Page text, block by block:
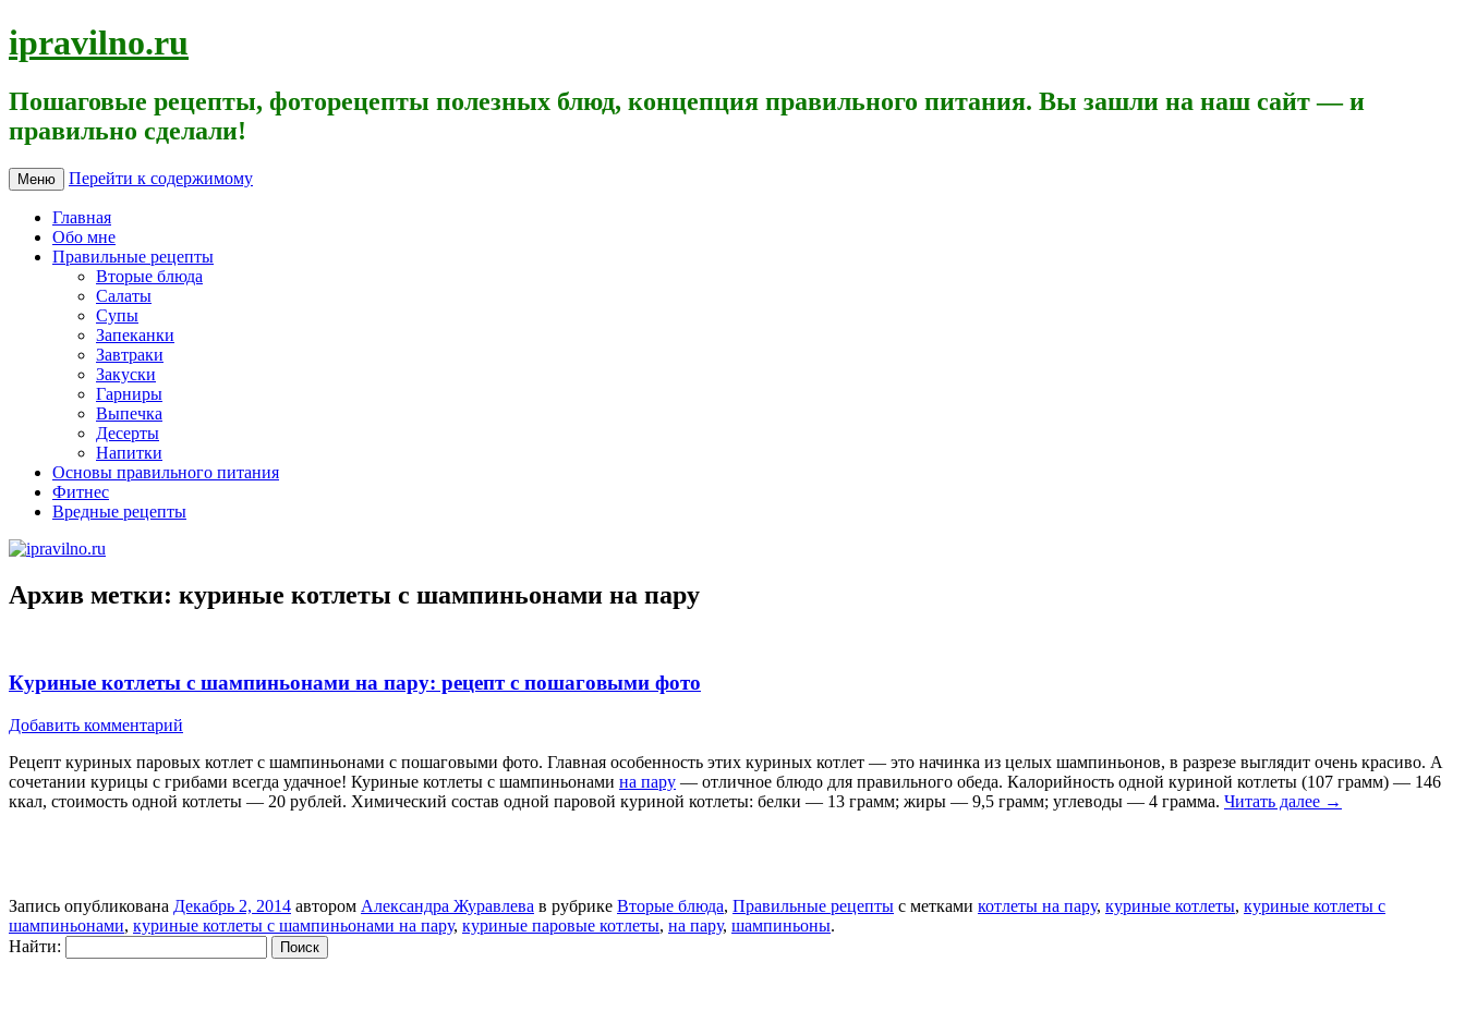
ipravilno.ru
Пошаговые рецепты, фоторецепты полезных блюд, концепция правильного питания. Вы зашли на наш сайт — и
правильно сделали!
Меню Перейти к содержимому
Главная
Обо мне
Правильные рецепты
Вторые блюда
Салаты
Супы
Запеканки
Завтраки
Закуски
Гарниры
Выпечка
Десерты
Напитки
Основы правильного питания
Фитнес
Вредные рецепты
Архив метки: куриные котлеты с шампиньонами на пару
Куриные котлеты с шампиньонами на пару: рецепт с пошаговыми фото
Добавить комментарий
Рецепт куриных паровых котлет с шампиньонами с пошаговыми фото. Главная особенность этих куриных котлет — это начинка из целых шампиньонов, в разрезе выглядит очень красиво. А
сочетании курицы с грибами всегда удачное! Куриные котлеты с шампиньонами на пару — отличное блюдо для правильного обеда. Калорийность одной куриной котлеты (107 грамм) — 146
ккал, стоимость одной котлеты — 20 рублей. Химический состав одной паровой куриной котлеты: белки — 13 грамм; жиры — 9,5 грамм; углеводы — 4 грамма. Читать далее →
Запись опубликована Декабрь 2, 2014 автором Александра Журавлева в рубрике Вторые блюда, Правильные рецепты с метками котлеты на пару, куриные котлеты, куриные котлеты с
шампиньонами, куриные котлеты с шампиньонами на пару, куриные паровые котлеты, на пару, шампиньоны.
Найти: